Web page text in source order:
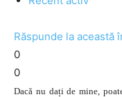
Răspunde la această
0
0
Dacă nu dați de mine,